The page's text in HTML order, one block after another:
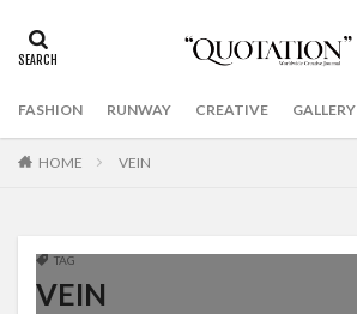
FASHION RUNWAY CREATIVE GALLERY
HOME VEIN
TAG
VEIN